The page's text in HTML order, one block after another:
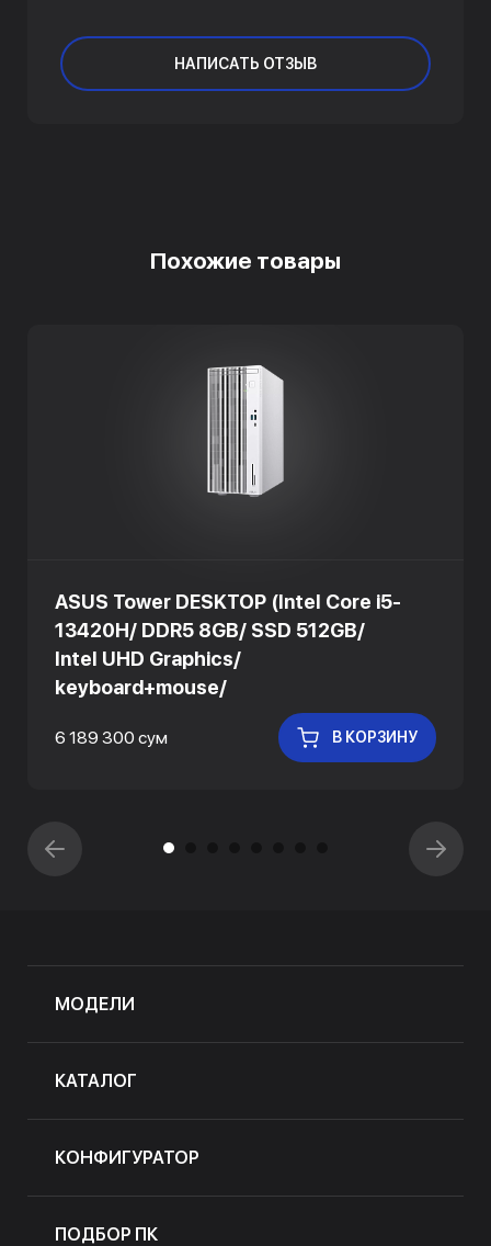
НАПИСАТЬ ОТЗЫВ
Похожие товары
ASUS Tower DESKTOP (Intel Core i5-
13420H/ DDR5 8GB/ SSD 512GB/
Intel UHD Graphics/
keyboard+mouse/
6 189 300 сум В КОРЗИНУ
МОДЕЛИ
КАТАЛОГ
КОНФИГУРАТОР
ПОДБОР ПК